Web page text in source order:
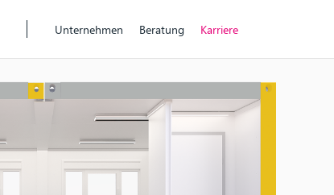
Unternehmen Beratung Karriere